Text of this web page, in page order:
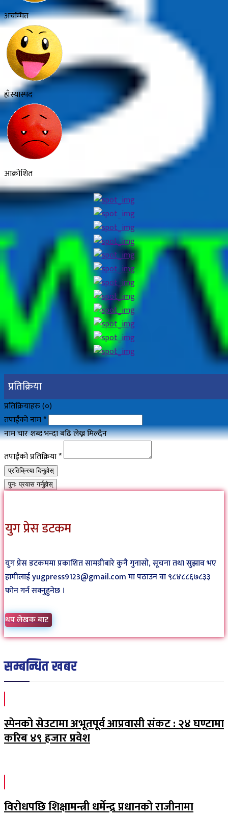
अचम्मित
हाँस्यास्पद
आक्रोशित
प्रतिक्रिया
प्रतिक्रियाहरु (०)
तपाईंको नाम*
नाम चार शब्द भन्दा बढि लेख्न मिल्दैन
तपाईंको प्रतिक्रिया*
प्रतिक्रिया दिनुहोस्
पुनः प्रयास गर्नुहोस्
युग प्रेस डटकम
युग प्रेस डटकममा प्रकाशित सामग्रीबारे कुनै गुनासो, सूचना तथा सुझाव भए
हामीलाई yugpress9123@gmail.com मा पठाउन वा ९८४८८६७८३३
फोन गर्न सक्नुहुनेछ ।
थप लेखक बाट
सम्बन्धित खबर
स्पेनको सेउटामा अभूतपूर्व आप्रवासी संकट : २४ घण्टामा
करिब ४९ हजार प्रवेश
विरोधपछि शिक्षामन्त्री धर्मेन्द्र प्रधानको राजीनामा